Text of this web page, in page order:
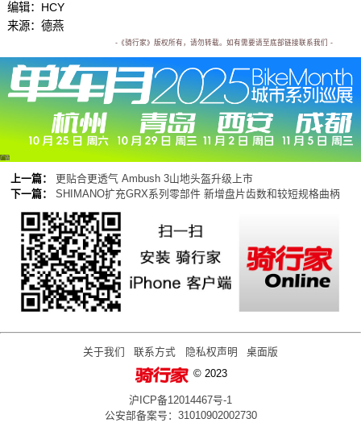
编辑：HCY
来源：德燕
-《骑行家》版权所有，请勿转载。如有需要请至底部链接联系我们 -
广告
上一篇：
更贴合更透气 Ambush 3山地头盔升级上市
下一篇：
SHIMANO扩充GRX系列零部件 新增盘片齿数和较短规格曲柄
关于我们 联系方式 隐私权声明
桌面版
© 2023
沪ICP备12014467号-1
公安部备案号：31010902002730